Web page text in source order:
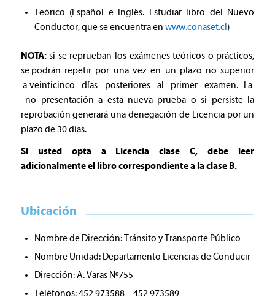
Teórico (Español e Inglés. Estudiar libro del Nuevo
Conductor, que se encuentra en www.conaset.cl )
NOTA:si se reprueban los exámenes teóricos o prácticos,
se podrán repetir por una vez en un plazo no superior
a veinticinco días posteriores al primer examen. La
no presentación a esta nueva prueba o si persiste la
reprobación generará una denegación de Licencia por un
plazo de 30 días.
Si usted opta a Licencia clase C, debe leer
adicionalmente el libro correspondiente a la clase B.
Ubicación
Nombre de Dirección: Tránsito y Transporte Público
Nombre Unidad: Departamento Licencias de Conducir
Dirección: A. Varas Nº755
Teléfonos: 452 973588 – 452 973589